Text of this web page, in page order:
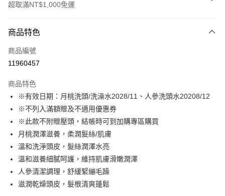
超取滿NT$1,000免運
信用卡一次付款
LINE Pay
街口支付
悠遊付
全盈+PAY
大哥付你分期
相關說明
【大哥付你分期使用說明】
1.本服務由台灣大哥大提供，台灣大哥大用戶可立即使用無須另外申請。
AFTEE先享後付
商品特色
商品編號
11960457
商品特色
※有效日期：月桃洗頭/洗澡水2028/11、人參洗頭水20208/12
※不列入滿額贈及不適用優惠券
※此款不附贈壓頭，結帳時可到加購專區購買
月桃潤澤滋養，柔潤髮絲/肌膚
溫和洗淨頭皮，髮絲潤澤水亮
溫和滋養細膩呵護，維持肌膚滑嫩潤澤
人參清潔調理，舒緩緊繃毛躁
滋潤乾燥頭皮，髮根清爽蓬鬆